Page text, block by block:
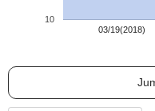
03/19(2018)
10